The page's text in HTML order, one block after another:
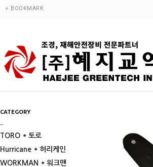
+ BOOKMARK
CATEGORY
TORO * 토로
Hurricane * 허리케인
WORKMAN * 워크맨